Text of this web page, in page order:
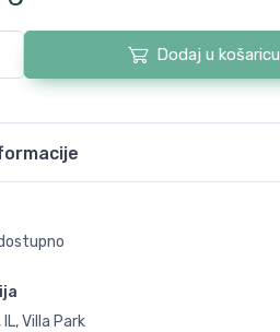
Dodaj u košaricu
IL, Villa Park